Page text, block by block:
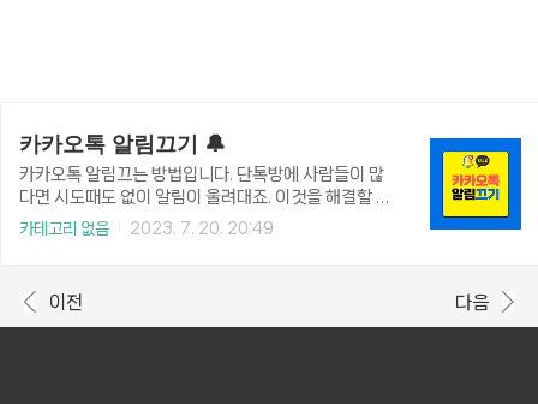
카카오톡 알림끄기 🔔
카카오톡 알림끄는 방법입니다. 단톡방에 사람들이 많
다면 시도때도 없이 알림이 울려대죠. 이것을 해결할 수
있는 방법입니다. 카카오톡 알림끄기 카카오톡 목록에
나오는데 메뉴박스 하단에 있는 종모양 아이콘을 클릭
합니다. 알림을 껐다는 표시가 나타나고 알림이 울리지
카테고리 없음 2023. 7. 20. 20:49
이전 다음